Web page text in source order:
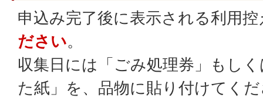
申込み完了後に表示される利用
ださい。
収集日には「ごみ処理券」もし
た紙」を、品物に貼り付けてく